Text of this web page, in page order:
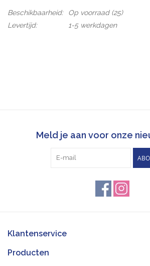
Beschikbaarheid: Op voorraad(25)
Levertijd:
1-5 werkdagen
Meld je aan voor onze
Klantenservice
Producten